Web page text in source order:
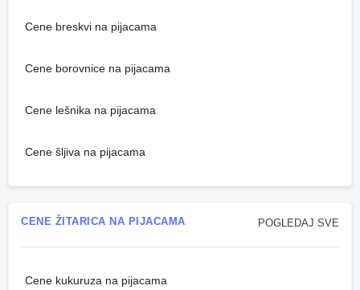
Cene breskvi na pijacama
Cene borovnice na pijacama
Cene lešnika na pijacama
Cene šljiva na pijacama
POGLEDAJ SVE
CENE ŽITARICA NA PIJACAMA
Cene kukuruza na pijacama